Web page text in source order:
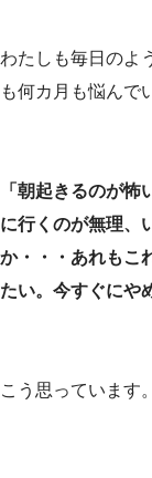
わたしも毎日のよ
も何カ月も悩んで
「朝起きるのが
に行くのが無理、
か・・・あれもこ
たい。今すぐにや
こう思っています。